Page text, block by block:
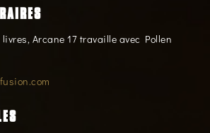
Arcane 17 travaille avec Pollen